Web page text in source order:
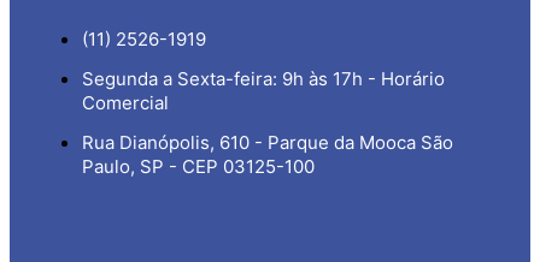
(11) 2526-1919
Segunda a Sexta-feira: 9h às 17h - Horário
Comercial
Rua Dianópolis, 610 - Parque da Mooca São
Paulo, SP - CEP 03125-100